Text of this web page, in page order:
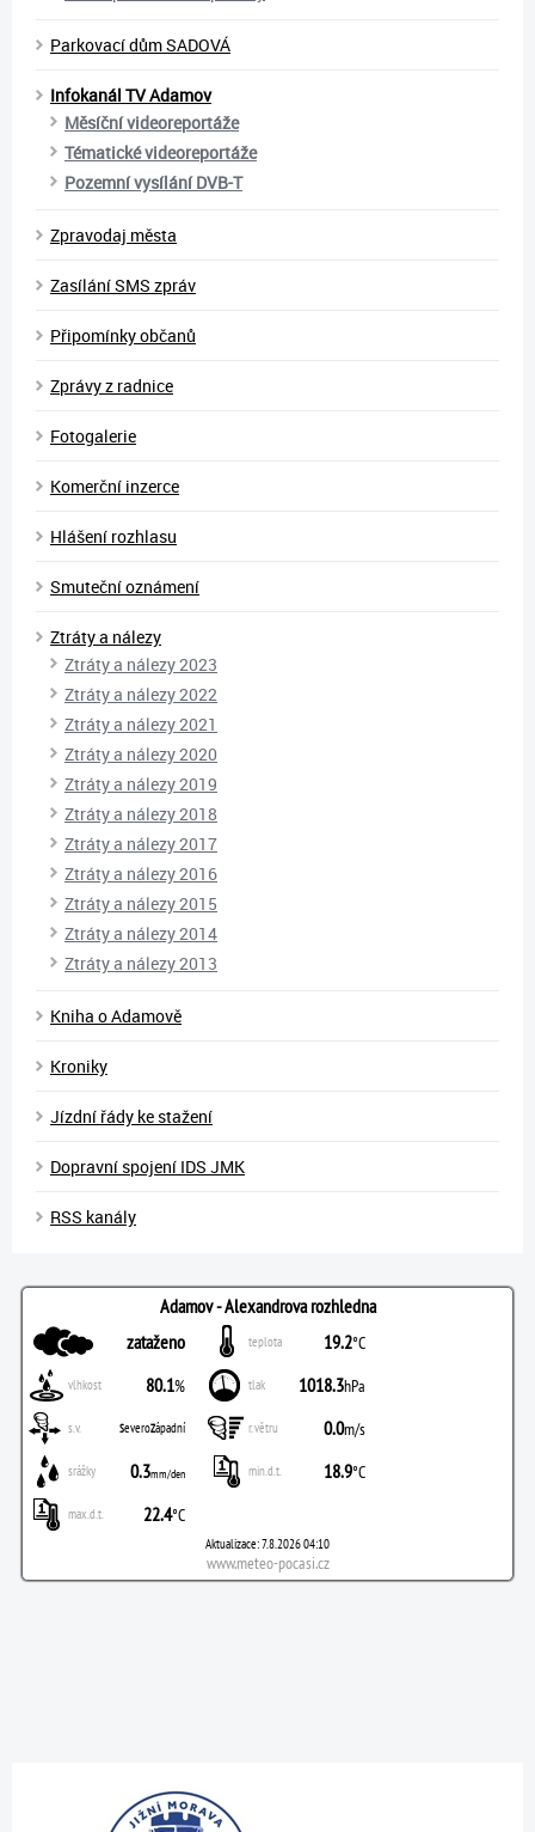
Parkovací dům SADOVÁ
Infokanál TV Adamov
Měsíční videoreportáže
Tématické videoreportáže
Pozemní vysílání DVB-T
Zpravodaj města
Zasílání SMS zpráv
Připomínky občanů
Zprávy z radnice
Fotogalerie
Komerční inzerce
Hlášení rozhlasu
Smuteční oznámení
Ztráty a nálezy
Ztráty a nálezy 2023
Ztráty a nálezy 2022
Ztráty a nálezy 2021
Ztráty a nálezy 2020
Ztráty a nálezy 2019
Ztráty a nálezy 2018
Ztráty a nálezy 2017
Ztráty a nálezy 2016
Ztráty a nálezy 2015
Ztráty a nálezy 2014
Ztráty a nálezy 2013
Kniha o Adamově
Kroniky
Jízdní řády ke stažení
Dopravní spojení IDS JMK
RSS kanály